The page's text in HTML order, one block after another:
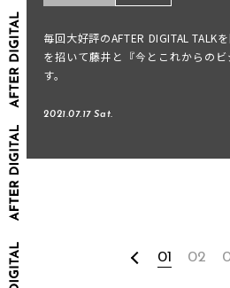
毎回大好評のAFTER DIGITAL TALK
を招いて藤井と『今とこれからの
す。
2021.07.17 Sat.
01 02